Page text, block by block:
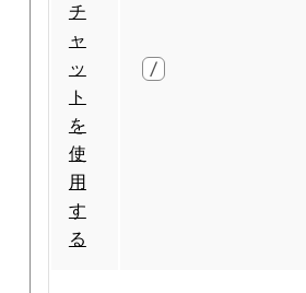
チ
ャ
ッ
ト
を
使
用
す
る
/